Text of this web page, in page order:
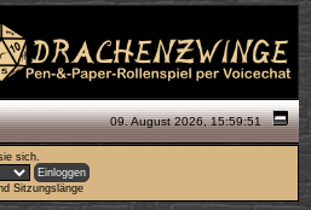
09. August 2026, 15:59:51
sich.
Sitzungslänge